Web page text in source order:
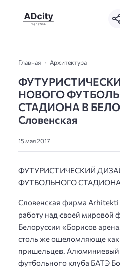
Главная Архитектура
НОВОГО
СТАДИОНА В
Словенская
15 мая 2017
ФУТУРИСТИЧЕСКИЙ
ФУТБОЛЬНОГО
Словенская фирма Arhitekti
работу над своей мировой
Белоруссии «Борисов
столь же ошеломляюще как
пришельцев. Алюминиевый
футбольного клуба БАТЭ